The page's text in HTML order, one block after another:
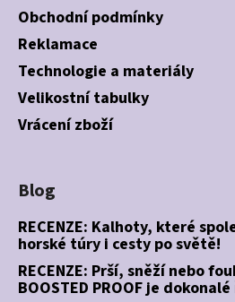
Obchodní podmínky
Reklamace
Technologie a materiály
Velikostní tabulky
Vrácení zboží
Blog
RECENZE: Kalhoty, které
horské túry i cesty po světě!
RECENZE: Prší, sněží nebo
BOOSTED PROOF je